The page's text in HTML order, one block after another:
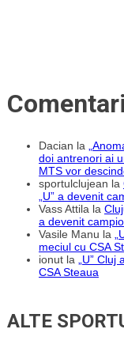
Dacian la
doi antrenori ai
MTS vor
sportulclujean la
„U” a devenit
Vass Attila la
a devenit
Vasile Manu la
meciul cu CSA
ionut la „U” Cluj
CSA Steaua
ALTE